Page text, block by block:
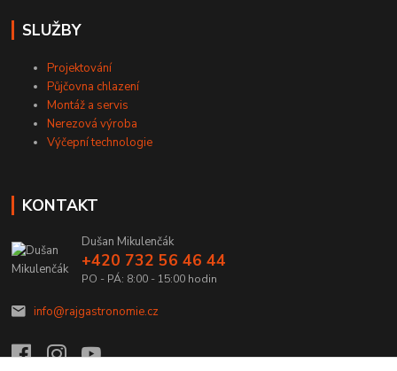
SLUŽBY
Projektování
Půjčovna chlazení
Montáž a servis
Nerezová výroba
Výčepní technologie
KONTAKT
Dušan Mikulenčák
+420 732 56 46 44
PO - PÁ: 8:00 - 15:00 hodin
info@rajgastronomie.cz